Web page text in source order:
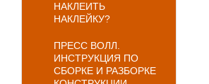
НАКЛЕИТЬ
НАКЛЕЙКУ?
ПРЕСС ВОЛЛ.
ИНСТРУКЦИЯ ПО
СБОРКЕ И РАЗБОРКЕ